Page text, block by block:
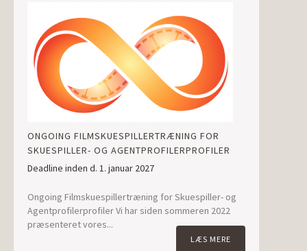
ONGOING FILMSKUESPILLERTRÆNING FOR
SKUESPILLER- OG AGENTPROFILERPROFILER
Deadline inden d. 1. januar 2027
Ongoing Filmskuespillertræning for Skuespiller- og
Agentprofilerprofiler Vi har siden sommeren 2022
præsenteret vores...
LÆS MERE